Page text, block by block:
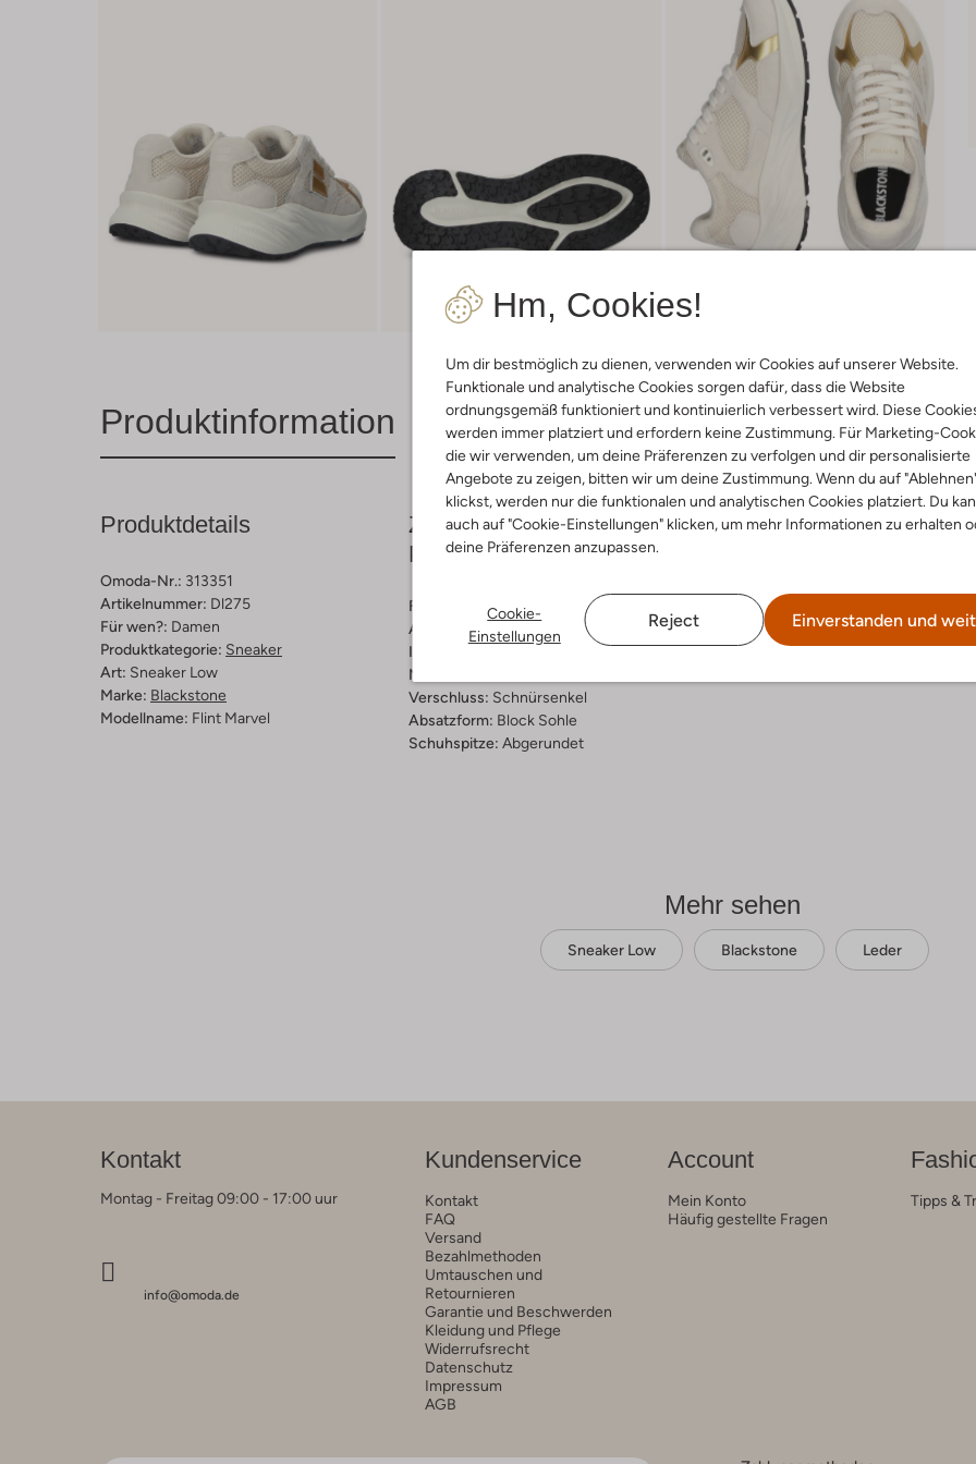
Hm, Cookies!
Um dir bestmöglich zu dienen, verwenden wir Cookies auf unserer Website.
Funktionale und analytische Cookies sorgen dafür, dass die Website
ordnungsgemäß funktioniert und kontinuierlich verbessert wird. Diese
werden immer platziert und erfordern keine Zustimmung. Für Marketing-
die wir verwenden, um deine Präferenzen zu verfolgen und dir personalisierte
Angebote zu zeigen, bitten wir um deine Zustimmung. Wenn du auf
klickst, werden nur die funktionalen und analytischen Cookies platziert. Du
auch auf "Cookie-Einstellungen" klicken, um mehr Informationen zu erhalten
deine Präferenzen anzupassen.
Cookie-
Einstellungen
Reject Einverstanden und
Produktinformation Lieferung & Rückgabe
Produktdetails
Omoda-Nr.: 313351
Artikelnummer: Dl275
Für wen?: Damen
Produktkategorie: Sneaker
Art: Sneaker Low
Marke: Blackstone
Modellname: Flint Marvel
Zusammensetzung &
Passform
Farbe :
Beige
Außenmaterial:Leder
Innenmaterial:
Material Sohle:
Verschluss: Schnürsenkel
Absatzform: Block Sohle
Schuhspitze: Abgerundet
Mehr sehen
Sneaker Low Blackstone Leder
Kontakt
Montag - Freitag 09:00 - 17:00 uur
info@omoda.de
Kundenservice
Kontakt
FAQ
Versand
Bezahlmethoden
Umtauschen und
Retournieren
Garantie und Beschwerden
Kleidung und Pflege
Widerrufsrecht
Datenschutz
Impressum
AGB
Account
Mein Konto
Häufig gestellte Fragen
Tipps &